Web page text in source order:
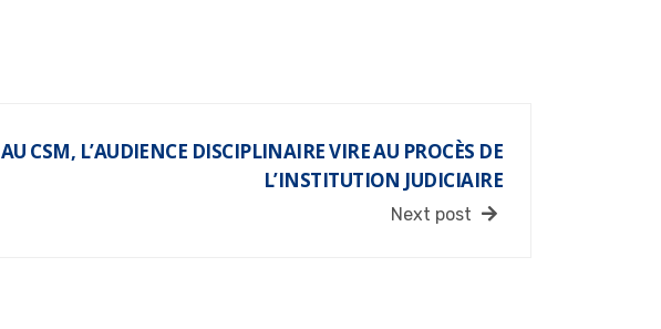
AU CSM, L’AUDIENCE DISCIPLINAIRE VIRE AU PROCÈS DE
L’INSTITUTION JUDICIAIRE
Next post